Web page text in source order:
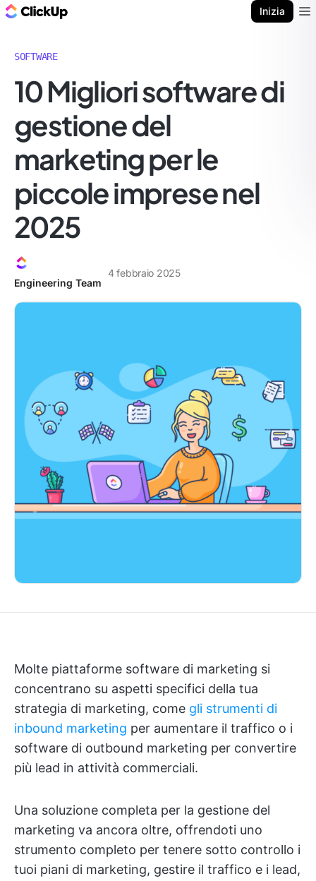
Inizia
SOFTWARE
10 Migliori software di
gestione del
marketing per le
piccole imprese nel
2025
Engineering Team
4 febbraio 2025
Molte piattaforme software di marketing si
concentrano su aspetti specifici della tua
strategia di marketing, come gli strumenti di
inbound marketing per aumentare il traffico o i
software di outbound marketing per convertire
più lead in attività commerciali.
Una soluzione completa per la gestione del
marketing va ancora oltre, offrendoti uno
strumento completo per tenere sotto controllo i
tuoi piani di marketing, gestire il traffico e i lead,